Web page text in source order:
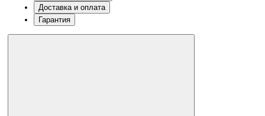
Доставка и оплата
Гарантия